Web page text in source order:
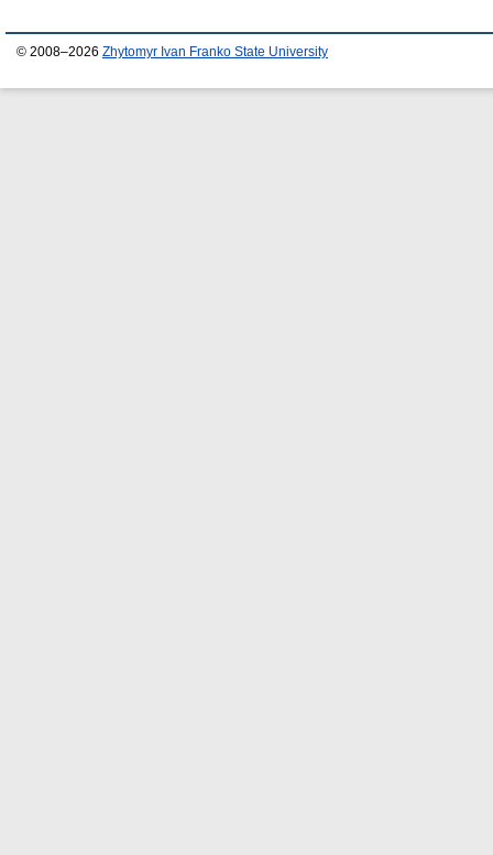
© 2008–2026 Zhytomyr Ivan Franko State University